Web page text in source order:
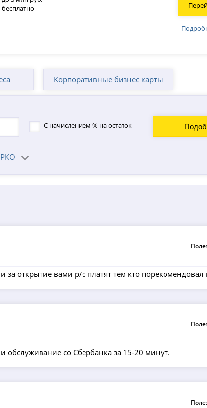
бесплатно
Корпоративные бизнес карты
С начислением % на остаток
открытие вами р/с платят тем кто порекомендовал
обслуживание со Сбербанка за 15-20 минут.